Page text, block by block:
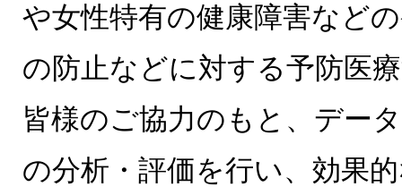
や女性特有の健康障害など
の防止などに対する予防医
皆様のご協力のもと、デー
の分析・評価を行い、効果